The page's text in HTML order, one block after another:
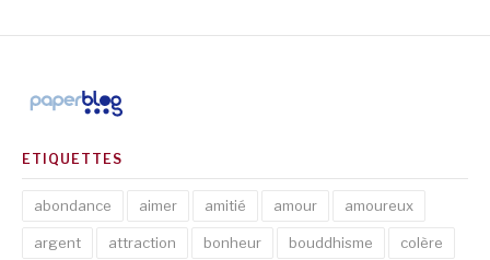
ETIQUETTES
abondance aimer amitié amour amoureux
argent attraction bonheur bouddhisme colère